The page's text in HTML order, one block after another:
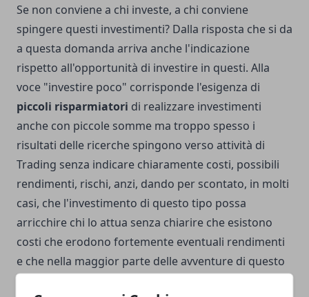
Se non conviene a chi investe, a chi conviene
spingere questi investimenti? Dalla risposta che si da
a questa domanda arriva anche l'indicazione
rispetto all'opportunità di investire in questi. Alla
voce "investire poco" corrisponde l'esigenza di
piccoli risparmiatori di realizzare investimenti
anche con piccole somme ma troppo spesso i
risultati delle ricerche spingono verso attività di
Trading senza indicare chiaramente costi, possibili
rendimenti, rischi, anzi, dando per scontato, in molti
casi, che l'investimento di questo tipo possa
arricchire chi lo attua senza chiarire che esistono
costi che erodono fortemente eventuali rendimenti
e che nella maggior parte delle avventure di questo